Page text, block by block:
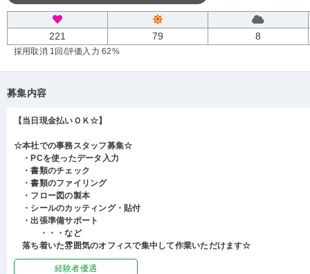
221 79 8
採用取消 1回 /評価入力 62%
募集内容
【当日現金払いＯＫ☆】
☆本社での事務スタッフ募集☆
・PCを使ったデータ入力
・書類のチェック
・書類のファイリング
・フロー図の製本
・シールのカッティング・貼付
・出張準備サポート
・・・など
落ち着いた雰囲気のオフィスで集中して作業いただけます☆
経験者優遇